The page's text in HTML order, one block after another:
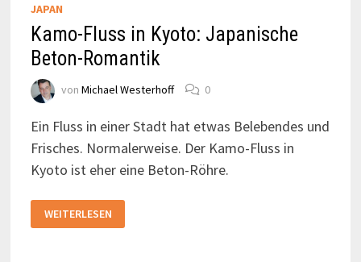
JAPAN
Kamo-Fluss in Kyoto: Japanische
Beton-Romantik
von Michael Westerhoff 0
Ein Fluss in einer Stadt hat etwas Belebendes und
Frisches. Normalerweise. Der Kamo-Fluss in
Kyoto ist eher eine Beton-Röhre.
FLUSS
IN
WEITERLESEN